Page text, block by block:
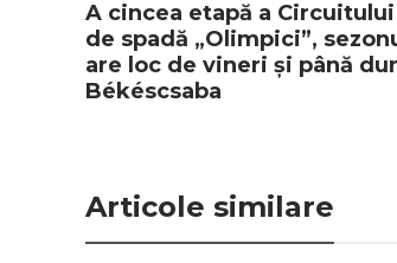
A cincea etapă a
de spadă „Olimpici”,
are loc de vineri și până
Békéscsaba
Articole similare